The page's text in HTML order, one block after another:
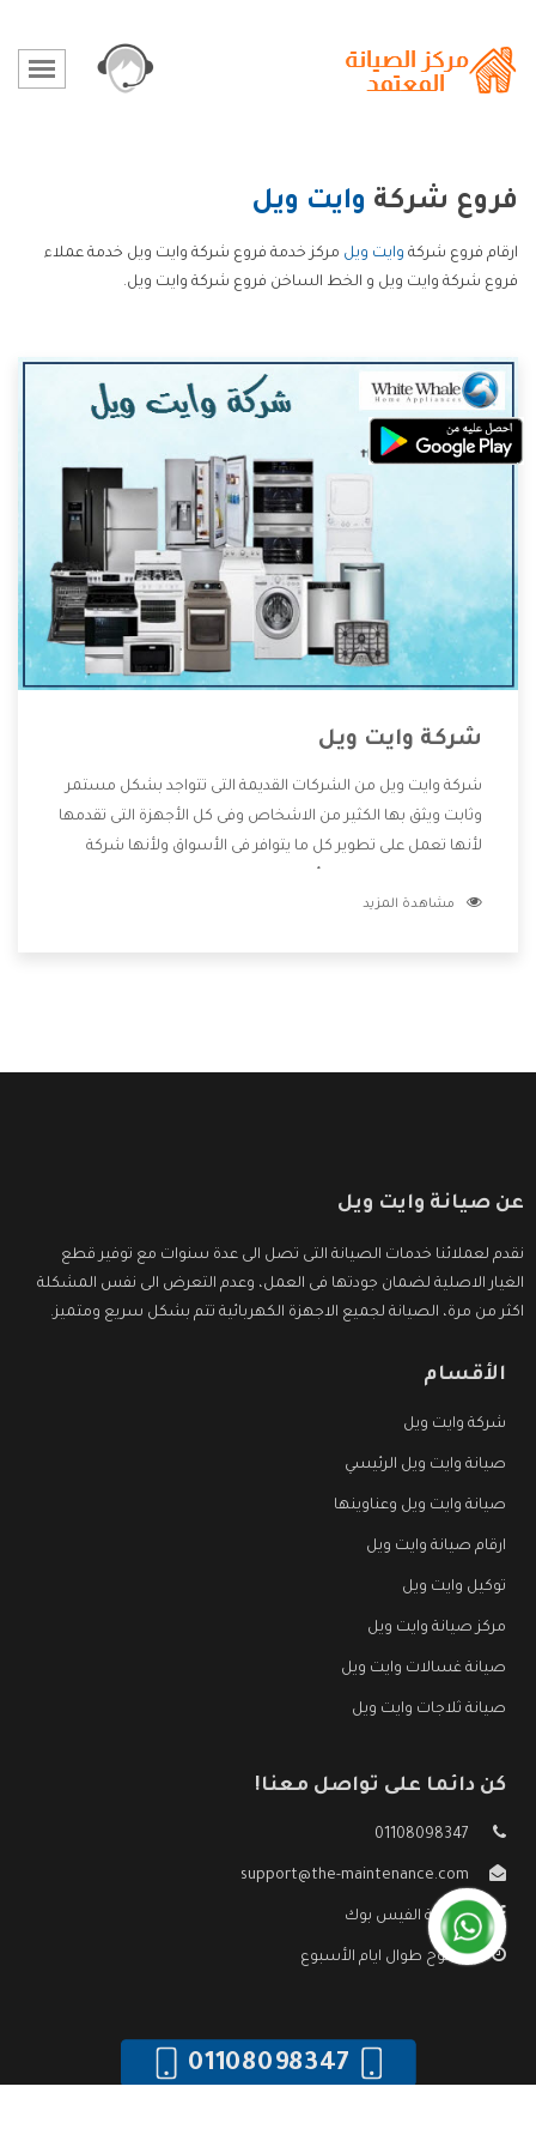
فروع شركة وايت ويل
ارقام فروع شركة وايت ويل مركز خدمة فروع شركة وايت ويل خدمة عملاء
فروع شركة وايت ويل و الخط الساخن فروع شركة وايت ويل.
شركة وايت ويل
شركة وايت ويل من الشركات القديمة التى تتواجد بشكل مستمر
وثابت ويثق بها الكثير من الاشخاص وفى كل الأجهزة التى تقدمها
لأنها تعمل على تطوير كل ما يتوافر فى الأسواق ولأنها شركة
وتقدم للعملاء أقوى العروض والخصومات التى تسهل على
مشاهدة المزيد
عن صيانة وايت ويل
نقدم لعملائنا خدمات الصيانة التى تصل الى عدة سنوات مع توفير قطع
الغيار الاصلية لضمان جودتها فى العمل، وعدم التعرض الى نفس المشكلة
اكثر من مرة، الصيانة لجميع الاجهزة الكهربائية تتم بشكل سريع ومتميز.
الأقسام
شركة وايت ويل
صيانة وايت ويل الرئيسي
صيانة وايت ويل وعناوينها
ارقام صيانة وايت ويل
توكيل وايت ويل
مركز صيانة وايت ويل
صيانة غسالات وايت ويل
صيانة ثلاجات وايت ويل
كن دائما على تواصل معنا!
01108098347
support@the-maintenance.com
صفحة الفيس بوك
مفتوح طوال ايام الأسبوع
01108098347